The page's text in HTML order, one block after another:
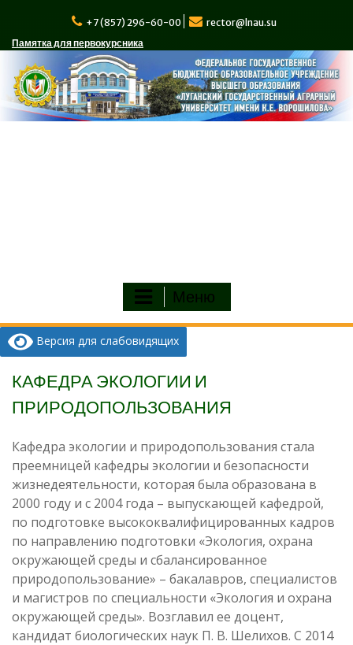
содержимому
+7 (857) 296-60-00
rector@lnau.su
Памятка для первокурсника
Меню
Версия для слабовидящих
КАФЕДРА ЭКОЛОГИИ И
ПРИРОДОПОЛЬЗОВАНИЯ
Кафедра экологии и природопользования стала
преемницей кафедры экологии и безопасности
жизнедеятельности, которая была образована в
2000 году и с 2004 года – выпускающей кафедрой,
по подготовке высококвалифицированных кадров
по направлению подготовки «Экология, охрана
окружающей среды и сбалансированное
природопользование» – бакалавров, специалистов
и магистров по специальности «Экология и охрана
окружающей среды». Возглавил ее доцент,
кандидат биологических наук П. В. Шелихов. С 2014